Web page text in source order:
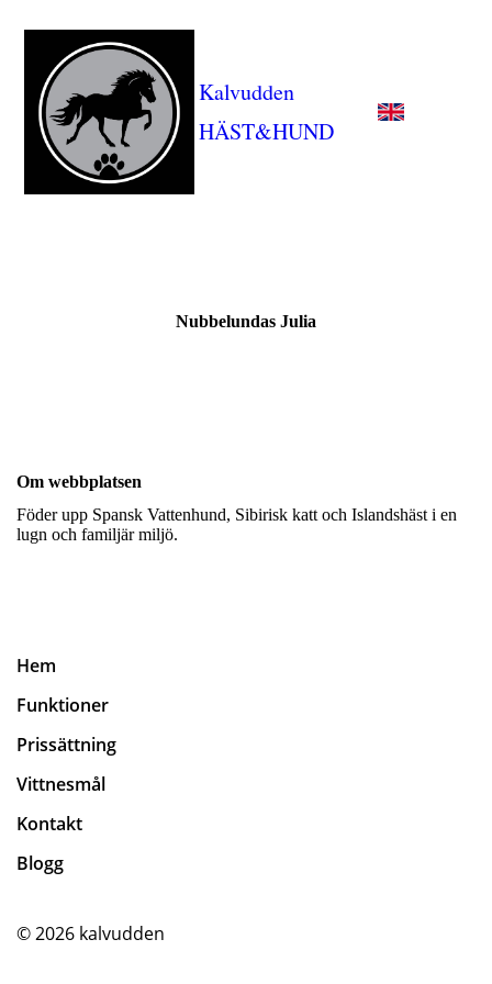
Kalvudden
HÄST&HUND
Nubbelundas Julia
Om webbplatsen
Föder upp Spansk Vattenhund, Sibirisk katt och Islandshäst i en
lugn och familjär miljö.
Hem
Funktioner
Prissättning
Vittnesmål
Kontakt
Blogg
© 2026 kalvudden